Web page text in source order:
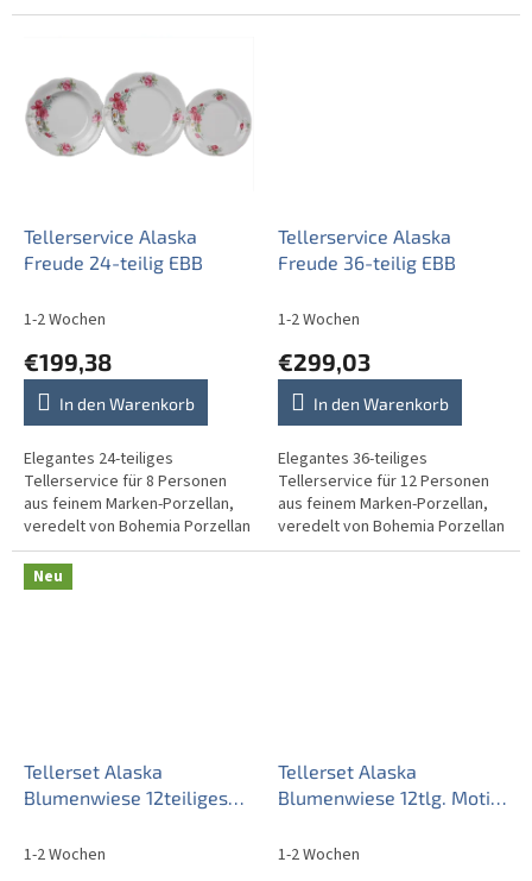
1987. Dieses stilvolle Service
1987. Dieses stilvolle Service
Tellerservice Alaska
Freude 24-teilig EBB
1-2 Wochen
€199,38
In den Warenkorb
Elegantes 24-teiliges
Tellerservice für 8 Personen
aus feinem Marken-Porzellan,
veredelt von Bohemia Porzellan
1987. Dieses stilvolle Service
besticht durch ein
wunderschönes...
Tellerservice Alaska
Freude 36-teilig EBB
1-2 Wochen
€299,03
In den Warenkorb
Elegantes 36-teiliges
Tellerservice für 12 Personen
aus feinem Marken-Porzellan,
veredelt von Bohemia Porzellan
1987. Dieses stilvolle Service
Neu
Tellerset Alaska
Blumenwiese 12teiliges
1-2 Wochen
Tellerset Alaska
Blumenwiese 12tlg. Motiv
1-2 Wochen